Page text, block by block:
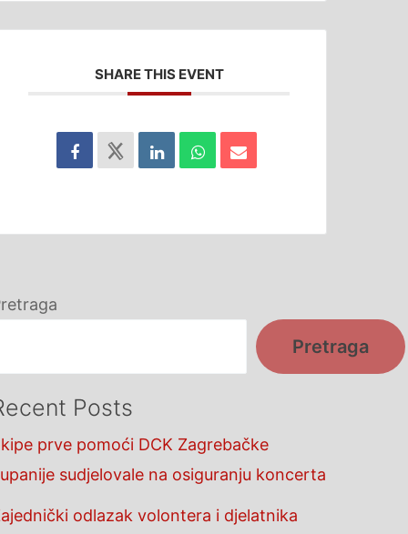
SHARE THIS EVENT
Pretraga
Posts
prve pomoći DCK Zagrebačke
sudjelovale na osiguranju koncerta
odlazak volontera i djelatnika